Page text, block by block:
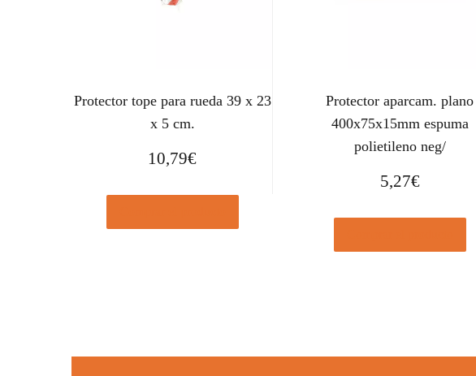
Protector tope para rueda 39 x 23
x 5 cm.
10,79€
Protector aparcam. plano
400x75x15mm espuma
polietileno neg/
5,27€